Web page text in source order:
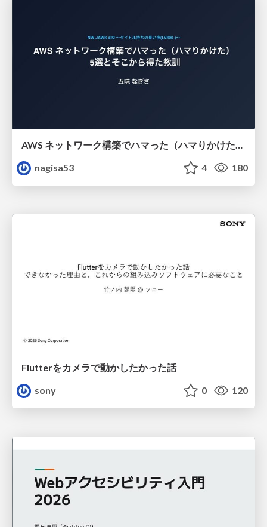
AWS ネットワーク構築でハマった（ハマりかけた） 5選とそこから得た教訓
nagisa53
4 180
Flutterをカメラで動かしたかった話
sony
0 120